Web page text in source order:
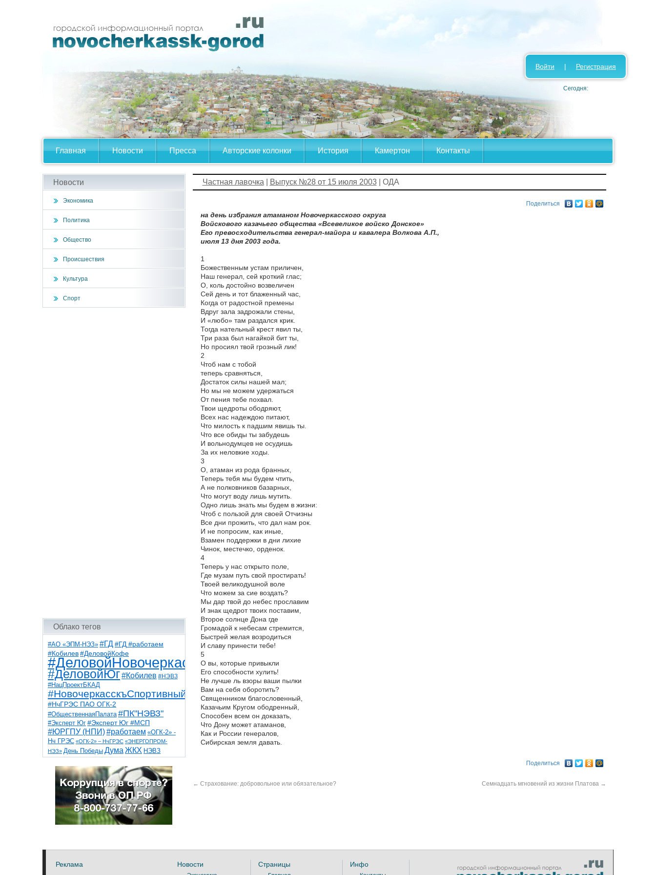
Главная Новости Пресса Авторские колонки История Камертон Контакты
Войти | Регистрация
Сегодня:
Новости
Экономика
Политика
Общество
Происшествия
Культура
Спорт
Облако тегов
#АО «ЭПМ-НЭЗ» #ГД #ГД #работаем
#Кобилев #ДеловойКофе
#ДеловойНовочеркасск
#ДеловойЮг#Кобилев #НЭВЗ
#НацПроектБКАД
#НовочеркасскъСпортивный
#НчГРЭС ПАО ОГК-2
#ОбщественнаяПалата #ПК"НЭВЗ"
#Эксперт Юг #Эксперт Юг #МСП
#ЮРГПУ (НПИ)#работаем «ОГК-2» -
Нч ГРЭС «ОГК-2» – НчГРЭС «ЭНЕРГОПРОМ-
НЭЗ» День Победы Дума ЖКХ НЭВЗ
НчГРЭС ТНТ
благоустройствоветераны выборы
детидороги казаки коррупция космос
общественная палата парк пожар роща
спорт театр транспорт художники
Частная лавочка Выпуск №28 от 15 июля 2003| ОДА
Поделиться
на день избрания атаманом Новочеркасского округа
Войскового казачьего общества «Всевеликое войско Донское»
Его превосходительства генерал-майора и кавалера Волкова А.П.,
июля 13 дня 2003 года.
1
Божественным устам приличен,
Наш генерал, сей кроткий глас;
О, коль достойно возвеличен
Сей день и тот блаженный час,
Когда от радостной премены
Вдруг зала задрожали стены,
И «любо» там раздался крик.
Тогда нательный крест явил ты,
Три раза был нагайкой бит ты,
Но просиял твой грозный лик!
2
Чтоб нам с тобой
теперь сравняться,
Достаток силы нашей мал;
Но мы не можем удержаться
От пения тебе похвал.
Твои щедроты ободряют,
Всех нас надеждою питают,
Что милость к падшим явишь ты.
Что все обиды ты забудешь
И вольнодумцев не осудишь
За их неловкие ходы.
3
О, атаман из рода бранных,
Теперь тебя мы будем чтить,
А не полковников базарных,
Что могут воду лишь мутить.
Одно лишь знать мы будем в жизни:
Чтоб с пользой для своей Отчизны
Все дни прожить, что дал нам рок.
И не попросим, как иные,
Взамен поддержки в дни лихие
Чинок, местечко, орденок.
4
Теперь у нас открыто поле,
Где музам путь свой простирать!
Твоей великодушной воле
Что можем за сие воздать?
Мы дар твой до небес прославим
И знак щедрот твоих поставим,
Второе солнце Дона где
Громадой к небесам стремится,
Быстрей желая возродиться
И славу принести тебе!
5
О вы, которые привыкли
Его способности хулить!
Не лучше ль взоры ваши пылки
Вам на себя оборотить?
Священником благословенный,
Казачьим Кругом ободренный,
Способен всем он доказать,
Что Дону может атаманов,
Как и России генералов,
Сибирская земля давать.
Поделиться
← Страхование: добровольное или обязательное? Семнадцать мгновений из жизни Платова →
Реклама Новости Страницы Инфо